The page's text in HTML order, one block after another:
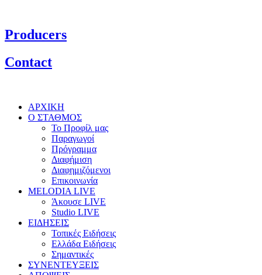
Producers
Contact
ΑΡΧΙΚΗ
Ο ΣΤΑΘΜΟΣ
Το Προφίλ μας
Παραγωγοί
Πρόγραμμα
Διαφήμιση
Διαφημιζόμενοι
Επικοινωνία
MELODIA LIVE
Άκουσε LIVE
Studio LIVE
ΕΙΔΗΣΕΙΣ
Τοπικές Ειδήσεις
Ελλάδα Ειδήσεις
Σημαντικές
ΣΥΝΕΝΤΕΥΞΕΙΣ